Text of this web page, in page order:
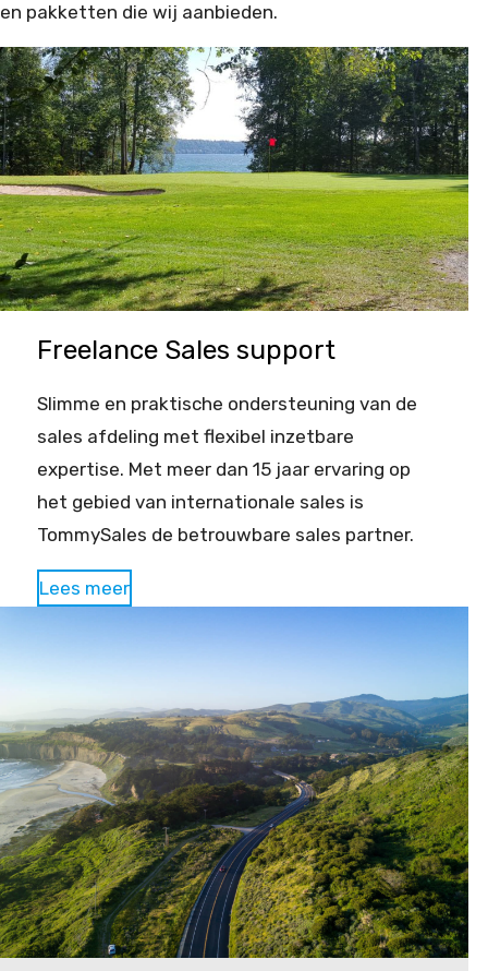
en pakketten die wij aanbieden.
Freelance Sales support
Slimme en praktische ondersteuning van de
sales afdeling met flexibel inzetbare
expertise. Met meer dan 15 jaar ervaring op
het gebied van internationale sales is
TommySales de betrouwbare sales partner.
Lees meer